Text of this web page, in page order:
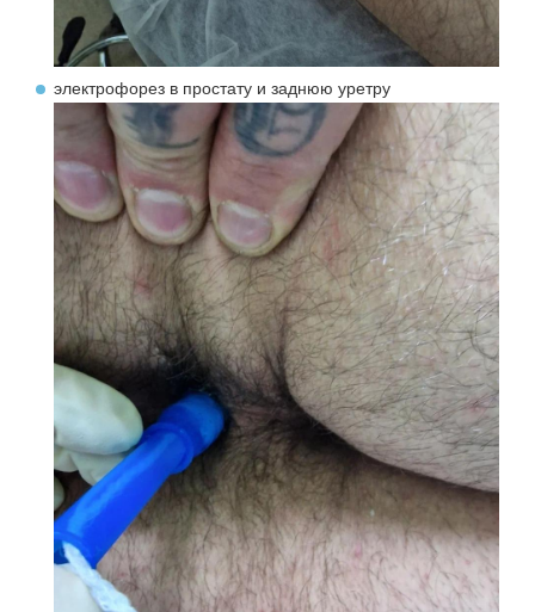
электрофорез в простату и заднюю уретру